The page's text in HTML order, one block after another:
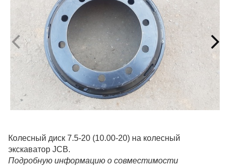
Колесный диск 7.5-20 (10.00-20) на колесный
экскаватор JCB.
Подробную информацию о совместимости